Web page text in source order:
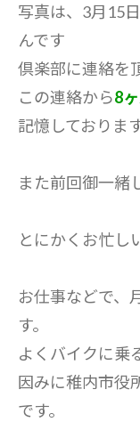
写真は、3月15
んです
倶楽部に連絡を
この連絡から8
記憶しております
また前回御一緒
とにかくお忙し
お仕事などで、
す。
よくバイクに乗
因みに稚内市役
です。